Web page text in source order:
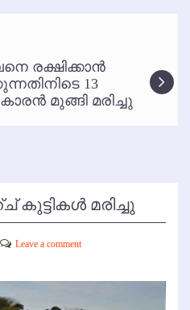
ജൂണ്‍ 17 മുതല്‍
സ്റ്റേജ് ഷോകള്‍ക്ക് ഇല്ല
അനധികൃത പാര്‍ക്കിംഗ് പിരിവ് :
തള്ളി
രക്ഷിക്കാന്‍
13
മുങ്ങി മരിച്ചു
കുട്ടികള്‍ മരിച്ചു
Leave a comment